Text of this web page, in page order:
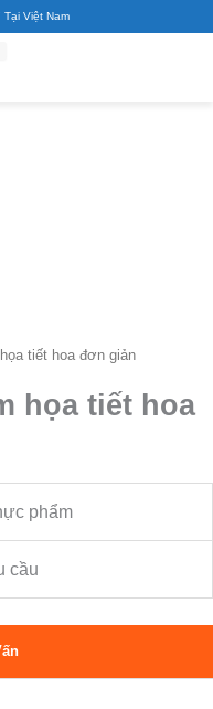
Việt Nam
tiết hoa đơn giản
họa tiết hoa
phẩm
cầu